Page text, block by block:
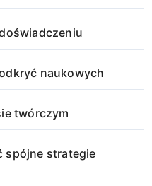
naukowych
twórczym
spójne strategie